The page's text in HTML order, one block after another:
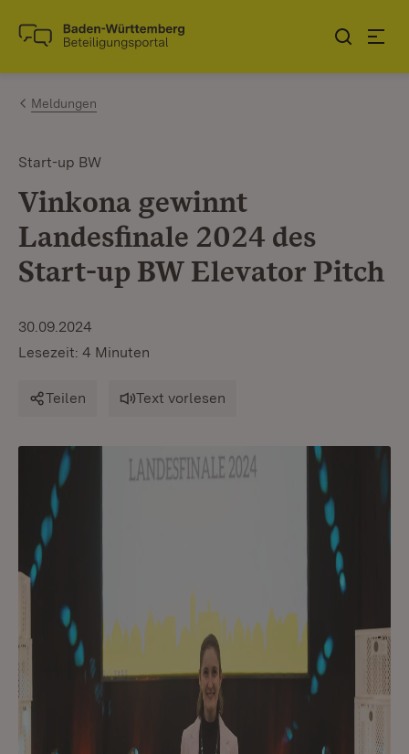
Zum Inhalt springen
Link zur Startseite
Meldungen
Start-up BW
Vinkona gewinnt
Landesfinale 2024 des
Start-up BW Elevator Pitch
30.09.2024
Lesezeit: 4 Minuten
Teilen Text vorlesen